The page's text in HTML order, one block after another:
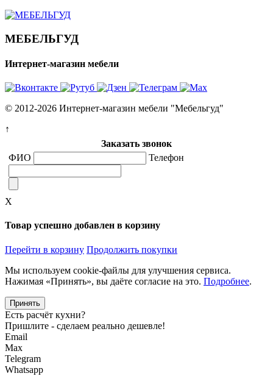
МЕБЕЛЬГУД
Интернет-магазин мебели
© 2012-2026 Интернет-магазин мебели "Мебельгуд"
↑
Заказать звонок
ФИО
Телефон
X
Товар успешно добавлен в корзину
Перейти в корзину Продолжить покупки
Мы используем cookie-файлы для улучшения сервиса.
Нажимая «Принять», вы даёте согласие на это. Подробнее.
Принять
Есть расчёт кухни?
Пришлите - сделаем реально дешевле!
Email
Max
Telegram
Whatsapp